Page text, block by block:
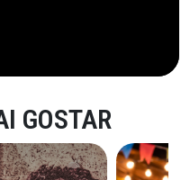
GOSTAR